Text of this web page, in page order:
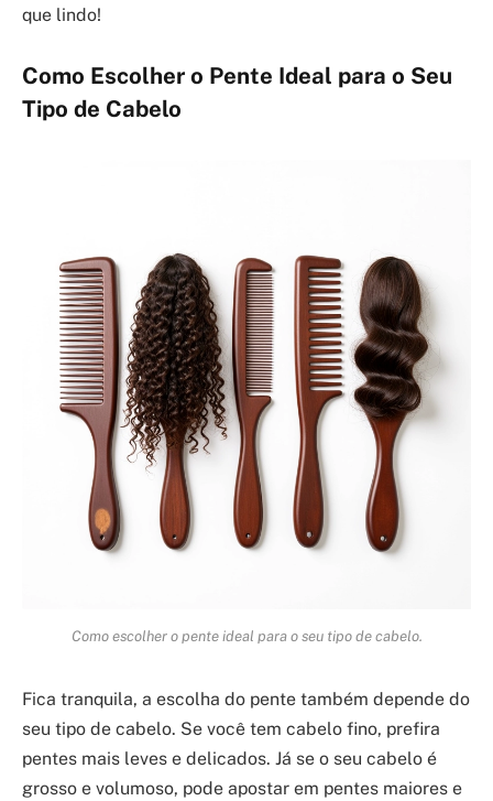
que lindo!
Como Escolher o Pente Ideal para o Seu
Tipo de Cabelo
Como escolher o pente ideal para o seu tipo de cabelo.
Fica tranquila, a escolha do pente também depende do
seu tipo de cabelo. Se você tem cabelo fino, prefira
pentes mais leves e delicados. Já se o seu cabelo é
grosso e volumoso, pode apostar em pentes maiores e